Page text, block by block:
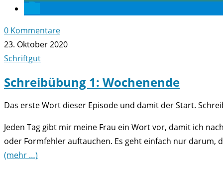
0 Kommentare
23. Oktober 2020
Schriftgut
Schreibübung 1: Wochenende
Das erste Wort dieser Episode und damit der Start.
Jeden Tag gibt mir meine Frau ein Wort vor, damit ich
oder Formfehler auftauchen. Es geht einfach nur darum,
(mehr …)